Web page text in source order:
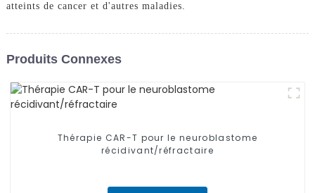
atteints de cancer et d'autres maladies.
Produits Connexes
Thérapie CAR-T pour le neuroblastome
récidivant/réfractaire